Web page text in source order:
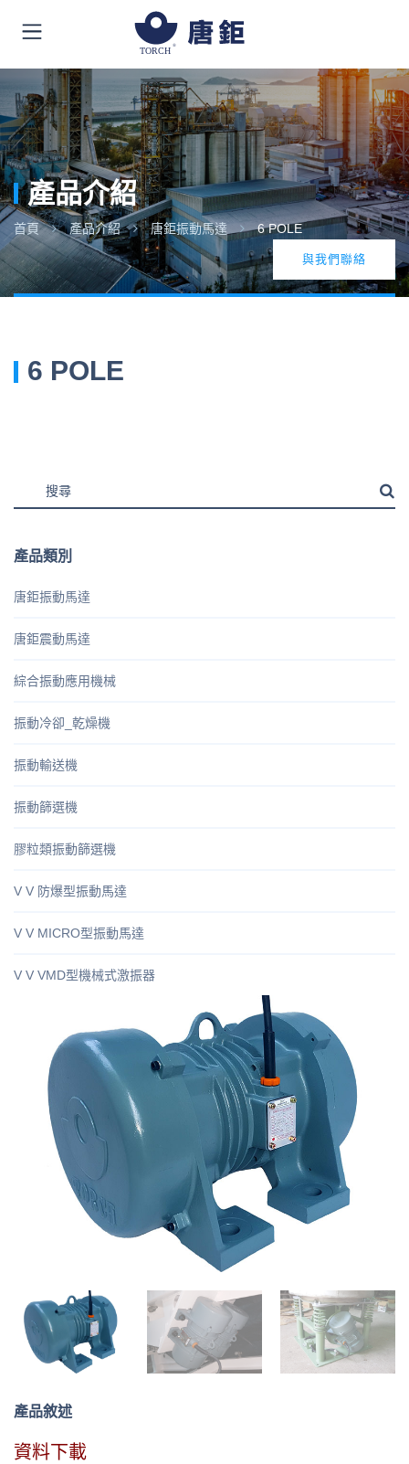
產品介紹
首頁 產品介紹 唐鉅振動馬達 6 POLE
與我們聯絡
6 POLE
產品類別
唐鉅振動馬達
唐鉅震動馬達
綜合振動應用機械
振動冷卻_乾燥機
振動輸送機
振動篩選機
膠粒類振動篩選機
V V 防爆型振動馬達
V V MICRO型振動馬達
V V VMD型機械式激振器
產品敘述
資料下載